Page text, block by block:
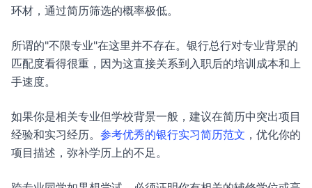
环材，通过简历筛选的概率极低。
所谓的"不限专业"在这里并不存在。银行总行对专业背景的
匹配度看得很重，因为这直接关系到入职后的培训成本和上
手速度。
如果你是相关专业但学校背景一般，建议在简历中突出项目
经验和实习经历。 参考优秀的银行实习简历范文 ，优化你的
项目描述，弥补学历上的不足。